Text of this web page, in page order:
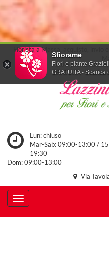
Sfiorame
Fiori e piante
GRATUITA -
Fiorista a Massa, acquisto, invio
Lun: chiuso
Mar-Sab: 09:00-13:00 /
19:30
Dom: 09:00-13:00
Via